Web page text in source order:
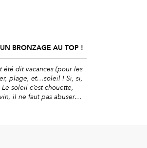
BRONZAGE AU TOP !
été dit vacances (pour les
plage, et…soleil ! Si, si,
soleil c’est chouette,
il ne faut pas abuser